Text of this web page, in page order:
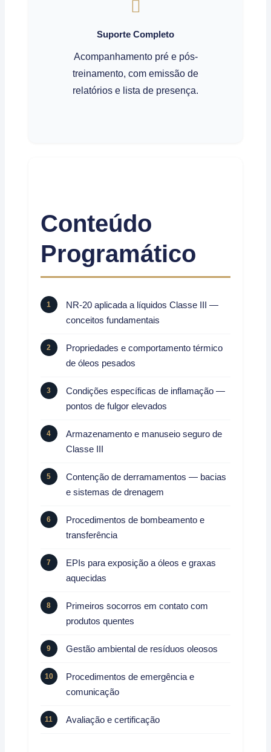
Suporte Completo
Acompanhamento pré e pós-
treinamento, com emissão de
relatórios e lista de presença.
Conteúdo
Programático
NR-20 aplicada a líquidos Classe III —
conceitos fundamentais
Propriedades e comportamento térmico
de óleos pesados
Condições específicas de inflamação —
pontos de fulgor elevados
Armazenamento e manuseio seguro de
Classe III
Contenção de derramamentos — bacias
e sistemas de drenagem
Procedimentos de bombeamento e
transferência
EPIs para exposição a óleos e graxas
aquecidas
Primeiros socorros em contato com
produtos quentes
Gestão ambiental de resíduos oleosos
Procedimentos de emergência e
comunicação
Avaliação e certificação